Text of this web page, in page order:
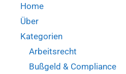
Home
Über
Kategorien
Arbeitsrecht
Bußgeld & Compliance